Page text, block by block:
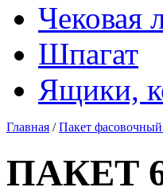
Чековая
Шпагат
Ящики,
Главная /Пакет
ПАКЕТ